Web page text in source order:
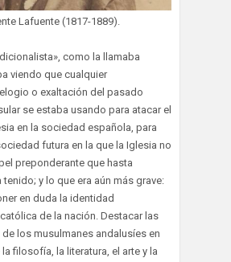
Lafuente (1817-1889).
como la llamaba
viendo que cualquier
o exaltación del pasado
se estaba usando para atacar el
en la sociedad española, para
futura en la que la Iglesia no
preponderante que hasta
y lo que era aún más grave:
en duda la identidad
de la nación. Destacar las
los musulmanes andalusíes en
filosofía, la literatura, el arte y la